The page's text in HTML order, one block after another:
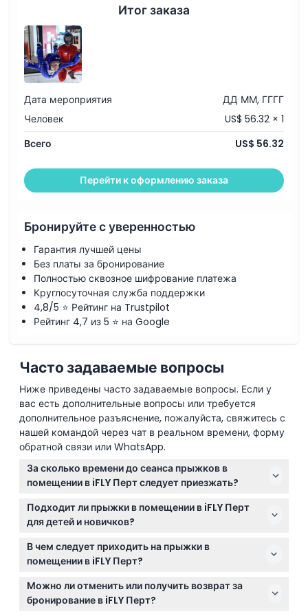
Не подходит для
Часы работы
Вещи, которые нужно знать
Местоположение
Как воспользоваться
Дресс-код
Политика отмены
Индивидуальные инструкции по полёту
Персональный сертификат о полёте
Итог заказа
Дата мероприятия
ДД ММ, ГГГГ
Человек
US$ 56.32 × 1
Всего
US$ 56.32
Перейти к оформлению заказа
Бронируйте с уверенностью
Гарантия лучшей цены
Без платы за бронирование
Полностью сквозное шифрование платежа
Круглосуточная служба поддержки
4,8/5 ⭐ Рейтинг на Trustpilot
Рейтинг 4,7 из 5 ⭐ на Google
Часто задаваемые вопросы
Ниже приведены часто задаваемые вопросы. Если у
вас есть дополнительные вопросы или требуется
дополнительное разъяснение, пожалуйста, свяжитесь с
нашей командой через чат в реальном времени, форму
обратной связи или WhatsApp.
За сколько времени до сеанса прыжков в
помещении в iFLY Перт следует приезжать?
Новички должны прибыть как минимум за 45
минут до запланированного времени полёта для
регистрации и прохождения инструктажа перед
полётом.
Подходит ли прыжки в помещении в iFLY Перт
для детей и новичков?
Да! Участвовать могут дети от 3 лет и старше, и
предварительный опыт не требуется. Дети в
возрасте от 3 до 17 лет должны быть в
сопровождении взрослого, оплачивающего участие.
В чем следует приходить на прыжки в
помещении в iFLY Перт?
Носите лёгкую и удобную одежду, желательно
рубашку без воротника, кроссовки на шнуровке и
убирайте длинные волосы. Шлемы и экипировка
Можно ли отменить или получить возврат за
бронирование в iFLY Перт?